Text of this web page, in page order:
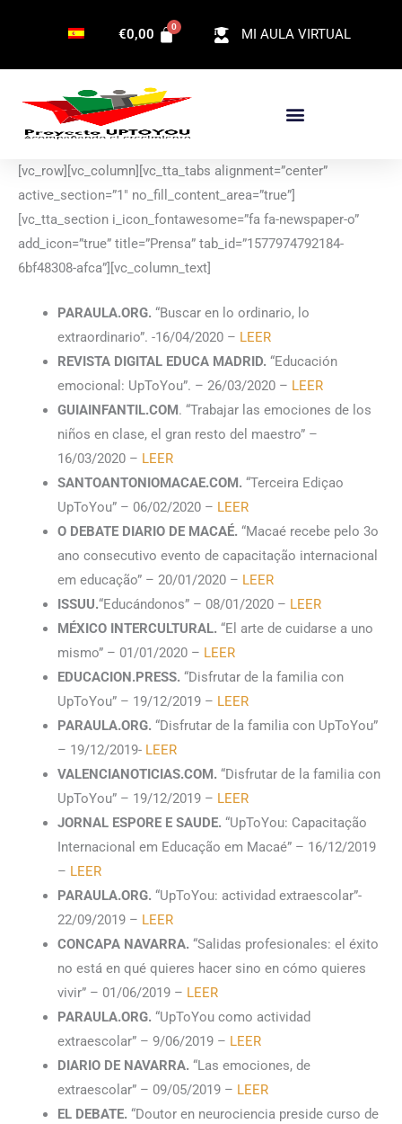
MI AULA VIRTUAL
€0,00
[vc_row][vc_column][vc_tta_tabs alignment=”center”
active_section=”1″ no_fill_content_area=”true”]
[vc_tta_section i_icon_fontawesome=”fa fa-newspaper-o”
add_icon=”true” title=”Prensa” tab_id=”1577974792184-
6bf48308-afca”][vc_column_text]
PARAULA.ORG. “Buscar en lo ordinario, lo
extraordinario”. -16/04/2020 – LEER
REVISTA DIGITAL EDUCA MADRID. “Educación
emocional: UpToYou”. – 26/03/2020 – LEER
GUIAINFANTIL.COM . “Trabajar las emociones de los
niños en clase, el gran resto del maestro” –
16/03/2020 – LEER
SANTOANTONIOMACAE.COM. “Terceira Ediçao
UpToYou” – 06/02/2020 – LEER
O DEBATE DIARIO DE MACAÉ. “Macaé recebe pelo 3o
ano consecutivo evento de capacitação internacional
em educação” – 20/01/2020 – LEER
ISSUU.“Educándonos” – 08/01/2020 – LEER
MÉXICO INTERCULTURAL. “El arte de cuidarse a uno
mismo” – 01/01/2020 – LEER
EDUCACION.PRESS. “Disfrutar de la familia con
UpToYou” – 19/12/2019 – LEER
PARAULA.ORG. “Disfrutar de la familia con UpToYou”
– 19/12/2019- LEER
VALENCIANOTICIAS.COM. “Disfrutar de la familia con
UpToYou” – 19/12/2019 – LEER
JORNAL ESPORE E SAUDE. “UpToYou: Capacitação
Internacional em Educação em Macaé” – 16/12/2019
– LEER
PARAULA.ORG. “UpToYou: actividad extraescolar”-
22/09/2019 – LEER
CONCAPA NAVARRA. “Salidas profesionales: el éxito
no está en qué quieres hacer sino en cómo quieres
vivir” – 01/06/2019 – LEER
PARAULA.ORG. “UpToYou como actividad
extraescolar” – 9/06/2019 – LEER
DIARIO DE NAVARRA. “Las emociones, de
extraescolar” – 09/05/2019 – LEER
EL DEBATE. “Doutor en neurociencia preside curso de